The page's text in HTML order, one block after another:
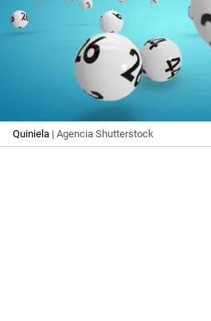
Quiniela | Agencia Shutterstock